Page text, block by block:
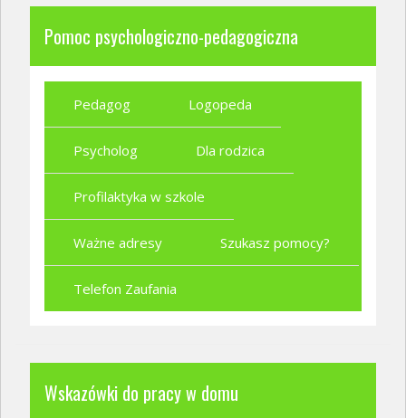
Pomoc psychologiczno-pedagogiczna
Pedagog Logopeda
Psycholog Dla rodzica
Profilaktyka w szkole
Ważne adresy Szukasz pomocy?
Telefon Zaufania
Wskazówki do pracy w domu